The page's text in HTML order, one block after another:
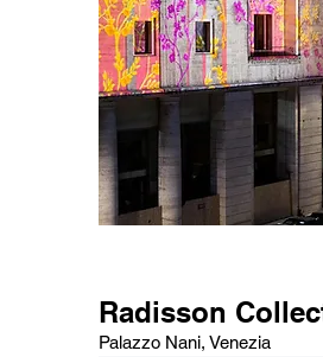
Radisson
Palazzo Nani, Venezia